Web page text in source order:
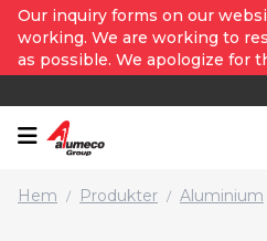
Our inquiry forms on our
working. We are working to
as possible. We apologize for
Hem / Produkter / Aluminium